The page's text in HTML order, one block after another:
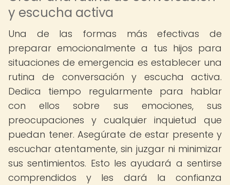
y escucha activa
Una de las formas más efectivas de
preparar emocionalmente a tus hijos para
situaciones de emergencia es establecer una
rutina de conversación y escucha activa.
Dedica tiempo regularmente para hablar
con ellos sobre sus emociones, sus
preocupaciones y cualquier inquietud que
puedan tener. Asegúrate de estar presente y
escuchar atentamente, sin juzgar ni minimizar
sus sentimientos. Esto les ayudará a sentirse
comprendidos y les dará la confianza